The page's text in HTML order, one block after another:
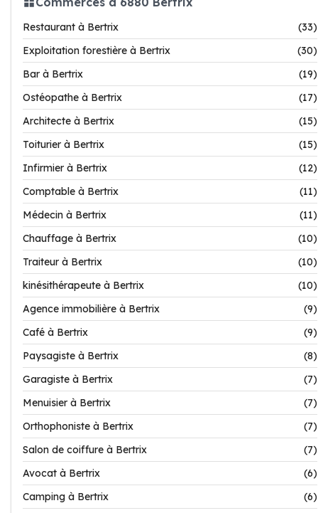
Restaurant à Bertrix
(33)
Exploitation forestière à Bertrix
(30)
Bar à Bertrix
(19)
Ostéopathe à Bertrix
(17)
Architecte à Bertrix
(15)
Toiturier à Bertrix
(15)
Infirmier à Bertrix
(12)
Comptable à Bertrix
(11)
Médecin à Bertrix
(11)
Chauffage à Bertrix
(10)
Traiteur à Bertrix
(10)
kinésithérapeute à Bertrix
(10)
Agence immobilière à Bertrix
(9)
Café à Bertrix
(9)
Paysagiste à Bertrix
(8)
Garagiste à Bertrix
(7)
Menuisier à Bertrix
(7)
Orthophoniste à Bertrix
(7)
Salon de coiffure à Bertrix
(7)
Avocat à Bertrix
(6)
Camping à Bertrix
(6)